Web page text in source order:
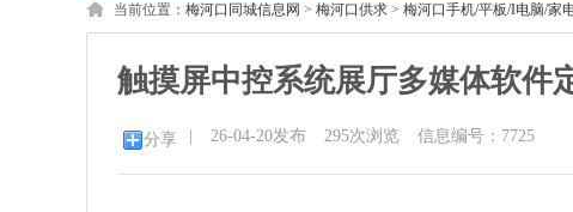
当前位置： 梅河口同城信息网 > 梅河口供求 > 梅河口手机/平板/I电脑/家
触摸屏中控系统展厅多媒体软件
分享 26-04-20发布 295次浏览 信息编号：7725